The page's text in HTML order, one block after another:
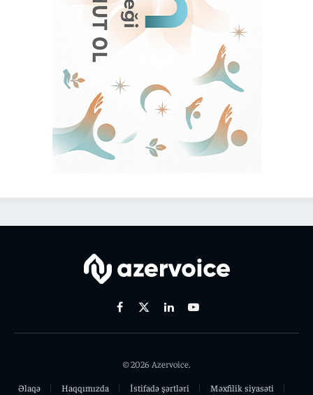
Facebook
X
LinkedinYoutube
© 2026 Azervoice.
Əlaqə
Haqqımızda İstifadə şərtləri Məxfilik siyasəti